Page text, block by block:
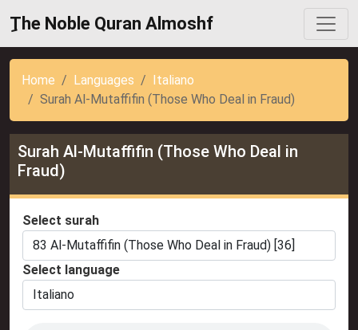
ِThe Noble Quran Almoshf
Home Languages
Italiano
Surah Al-Mutaffifin (Those Who Deal in Fraud)
Surah Al-Mutaffifin (Those Who Deal in
Fraud)
Select surah
Select language